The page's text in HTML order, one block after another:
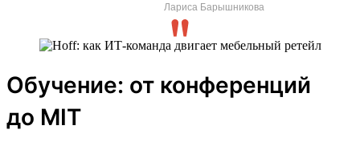
Лариса Барышникова
Обучение: от конференций
до MIT